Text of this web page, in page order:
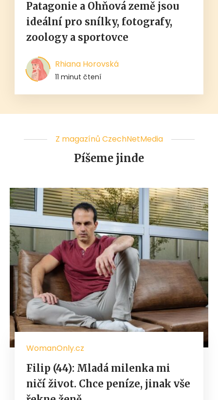
Patagonie a Ohňová země jsou
ideální pro snílky, fotografy,
zoology a sportovce
Rhiana Horovská
11 minut čtení
Z magazínů CzechNetMedia
Píšeme jinde
WomanOnly.cz
Filip (44): Mladá milenka mi
ničí život. Chce peníze, jinak vše